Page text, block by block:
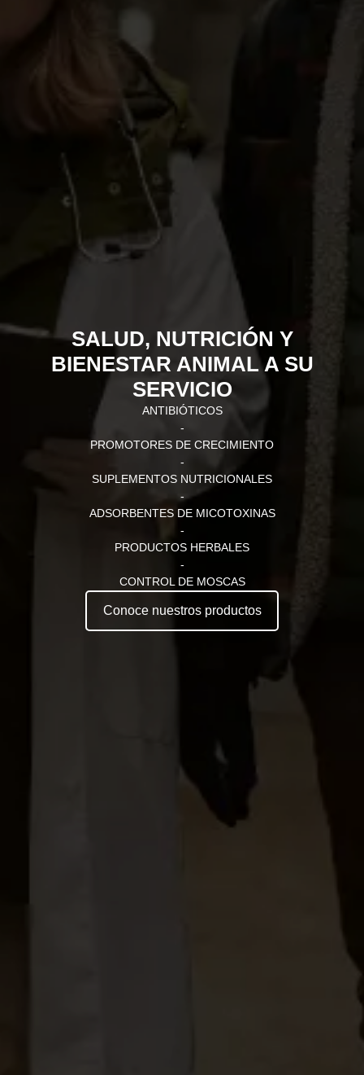
SALUD, NUTRICIÓN Y
BIENESTAR ANIMAL A SU
SERVICIO
ANTIBIÓTICOS
-
PROMOTORES DE CRECIMIENTO
-
SUPLEMENTOS NUTRICIONALES
-
ADSORBENTES DE MICOTOXINAS
-
PRODUCTOS HERBALES
-
CONTROL DE MOSCAS
Conoce nuestros productos